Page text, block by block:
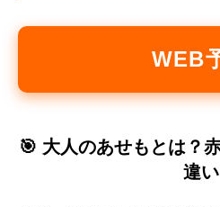
WEB
🎯 大人のあせもとは？
違い